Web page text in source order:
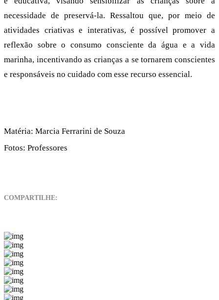
necessidade de preservá-la. Ressaltou que, por meio de
atividades criativas e interativas, é possível promover a
reflexão sobre o consumo consciente da água e a vida
marinha, incentivando as crianças a se tornarem conscientes
e responsáveis no cuidado com esse recurso essencial.
Matéria: Marcia Ferrarini de Souza
Fotos: Professores
COMPARTILHE: